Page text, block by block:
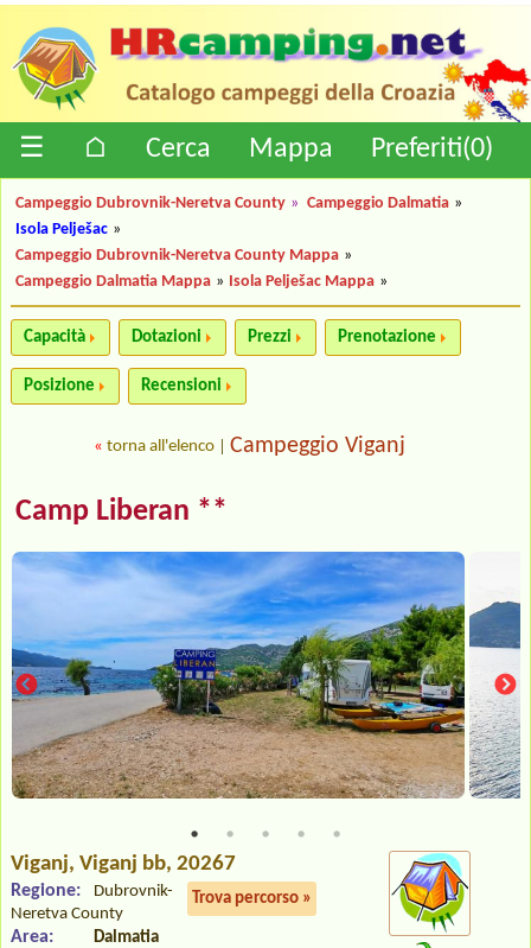
☰ ⌂ Cerca Mappa Preferiti(0)
Campeggio Dubrovnik-Neretva County » Campeggio Dalmatia »
Isola Pelješac »
Campeggio Dubrovnik-Neretva County Mappa »
Campeggio Dalmatia Mappa » Isola Pelješac Mappa »
Capacità Dotazioni Prezzi Prenotazione
Posizione Recensioni
« torna all'elenco Campeggio Viganj
Camp Liberan **
Viganj, Viganj bb, 20267
Trova percorso »
Regione:
Dubrovnik-
Neretva County
Area: Dalmatia